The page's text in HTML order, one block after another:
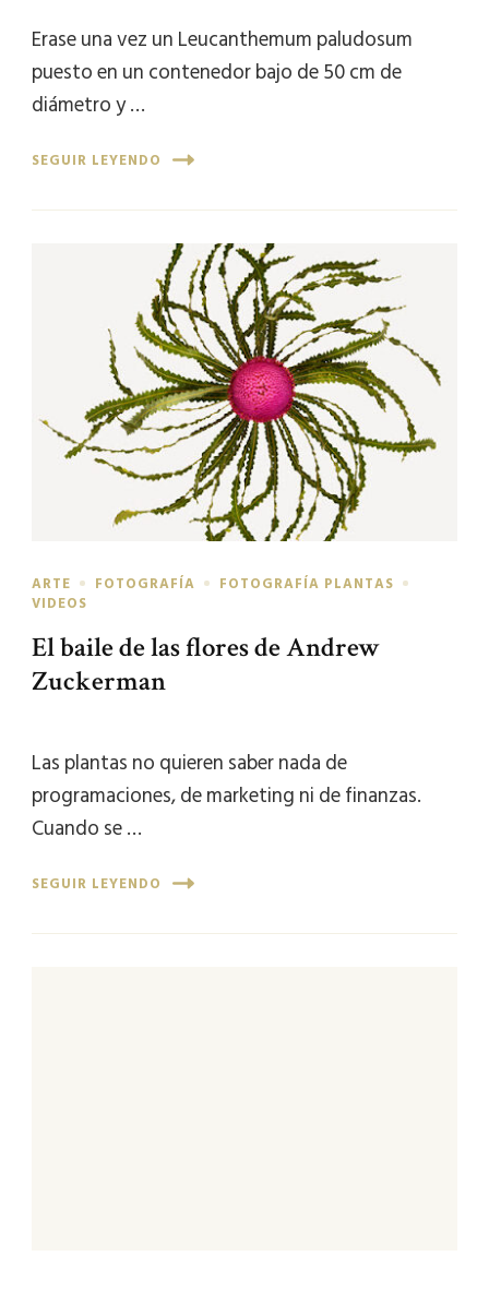
Erase una vez un Leucanthemum paludosum
puesto en un contenedor bajo de 50 cm de
diámetro y …
SEGUIR LEYENDO
ARTE FOTOGRAFÍA
FOTOGRAFÍA PLANTAS
VIDEOS
El baile de las flores de Andrew
Zuckerman
Las plantas no quieren saber nada de
programaciones, de marketing ni de finanzas.
Cuando se …
SEGUIR LEYENDO